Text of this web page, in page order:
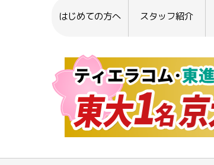
はじめての方へ スタッフ紹介